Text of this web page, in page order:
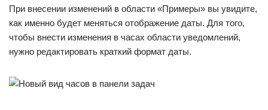
При внесении изменений в области «Примеры» вы увидите,
как именно будет меняться отображение даты. Для того,
чтобы внести изменения в часах области уведомлений,
нужно редактировать краткий формат даты.